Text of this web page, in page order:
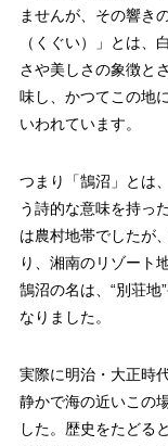
ませんが、その響き
（くぐい）」とは、
さや美しさの象徴と
味し、かつてこの地
いわれています。
つまり「鵠沼」とは
う詩的な意味を持っ
は農村地帯でしたが
り、湘南のリゾート
鵠沼の名は、“別荘地
なりました。
実際に明治・大正時
静かで海の近いこの
した。歴史をたどる